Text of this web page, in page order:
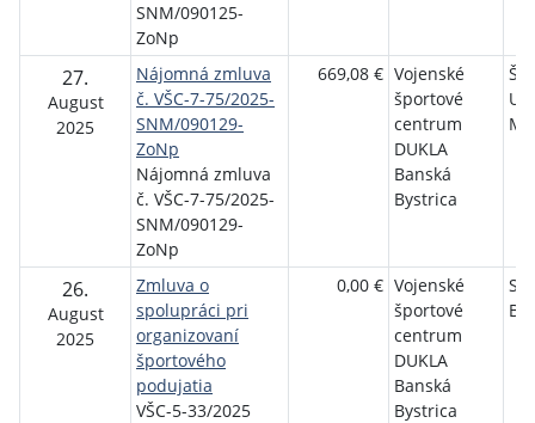
SNM/090125-
ZoNp
27.
August
2025
Nájomná zmluva
č. VŠC-7-75/2025-
SNM/090129-
ZoNp
Nájomná zmluva
č. VŠC-7-75/2025-
SNM/090129-
ZoNp
669,08 € Vojenské
športové
centrum
DUKLA
Banská
Bystrica
26.
August
2025
Zmluva o
spolupráci pri
organizovaní
športového
podujatia
VŠC-5-33/2025
0,00 € Vojenské
športové
centrum
DUKLA
Banská
Bystrica